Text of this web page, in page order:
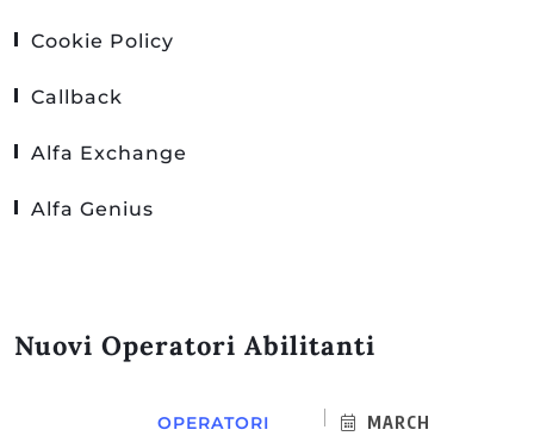
Cookie Policy
Callback
Alfa Exchange
Alfa Genius
Nuovi Operatori Abilitanti
OPERATORI
MARCH